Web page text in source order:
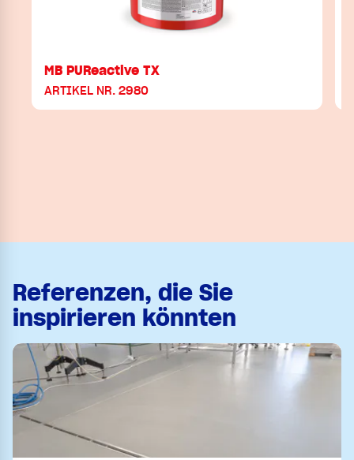
MB PUReactive TX
ARTIKEL NR. 2980
Referenzen, die Sie
inspirieren könnten